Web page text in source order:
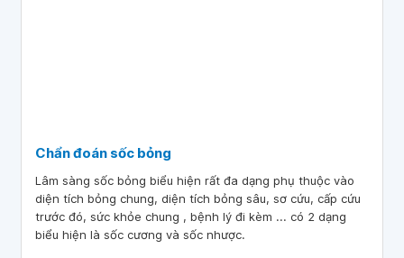
Chẩn đoán sốc bỏng
Lâm sàng sốc bỏng biểu hiện rất đa dạng phụ thuộc vào
diện tích bỏng chung, diện tích bỏng sâu, sơ cứu, cấp cứu
trước đó, sức khỏe chung , bệnh lý đi kèm ... có 2 dạng
biểu hiện là sốc cương và sốc nhược.